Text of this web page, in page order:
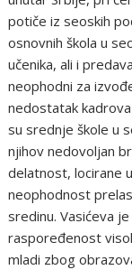
potiče iz seoskih
osnovnih škola u
učenika, ali i
neophodni za
nedostatak
su srednje škole u
njihov nedovoljan
delatnost, locirane
neophodnost
sredinu. Vasićeva
raspoređenost
mladi zbog